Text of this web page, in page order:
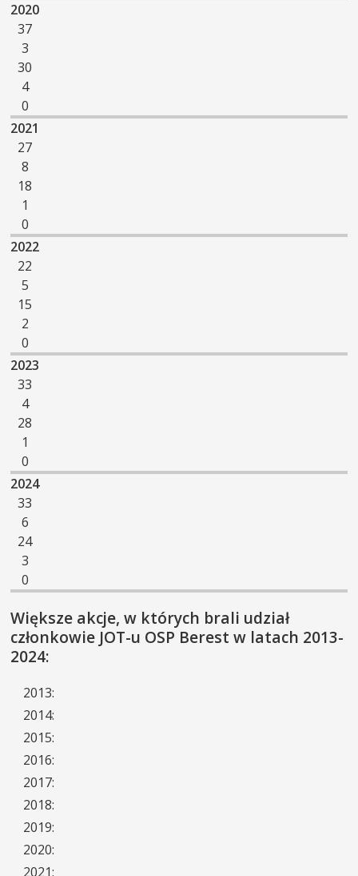
2020
37
3
30
4
0
2021
27
8
18
1
0
2022
22
5
15
2
0
2023
33
4
28
1
0
2024
33
6
24
3
0
Większe akcje, w których brali udział
członkowie JOT-u OSP Berest w latach 2013-
2024:
2013:
2014:
2015:
2016:
2017:
2018:
2019:
2020:
2021: